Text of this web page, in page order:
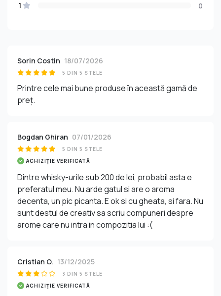
1
0
Sorin Costin 18/07/2026
5 DIN 5 STELE
Printre cele mai bune produse în această gamă de
preț.
Bogdan Ghiran 07/01/2026
5 DIN 5 STELE
ACHIZIȚIE VERIFICATĂ
Dintre whisky-urile sub 200 de lei, probabil asta e
preferatul meu. Nu arde gatul si are o aroma
decenta, un pic picanta. E ok si cu gheata, si fara. Nu
sunt destul de creativ sa scriu compuneri despre
arome care nu intra in compozitia lui :(
Cristian O. 13/12/2025
3 DIN 5 STELE
ACHIZIȚIE VERIFICATĂ